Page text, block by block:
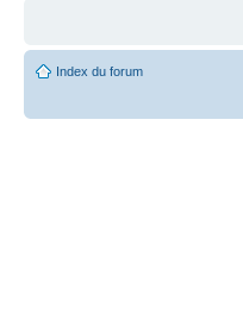
Index du forum